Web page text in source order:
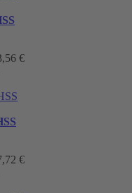
€
€